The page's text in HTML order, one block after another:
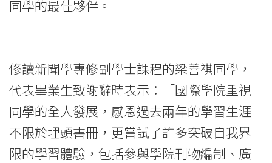
院
消
息
同學的最佳夥伴。」
修讀新聞學專修副學士課程的梁善祺同學，
代表畢業生致謝辭時表示：「國際學院重視
同學的全人發展，感恩過去兩年的學習生涯
不限於埋頭書冊，更嘗試了許多突破自我界
限的學習體驗，包括參與學院刊物編制、廣